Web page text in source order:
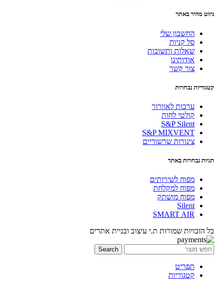
ניווט מהיר באתר
החשבון שלי
סל קניות
שאלות ותשובות
אודותינו
צור קשר
קטגוריות נבחרות
ערכות לאוורור
קולטי לחות
S&P Silent
S&P MIXVENT
צינורות שרשוריים
תגיות נבחרות באתר
מפוח לשירותים
מפוח למקלחת
מפוח מושתק
Silent
SMART AIR
כל הזכויות שמורות ת.י עיצוב ובניית אתרים
Search
תפריט
קטגוריות